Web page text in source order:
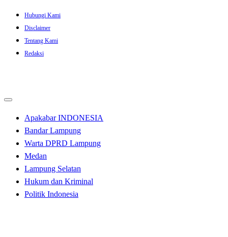
Skip
content
Hubungi Kami
Disclaimer
Tentang Kami
Redaksi
Apakabar INDONESIA
Bandar Lampung
Warta DPRD Lampung
Medan
Lampung Selatan
Hukum dan Kriminal
Politik Indonesia